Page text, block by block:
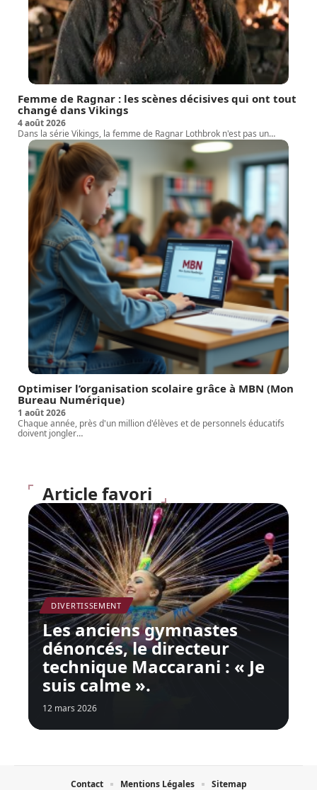
Femme de Ragnar : les scènes décisives qui ont tout
changé dans Vikings
4 août 2026
Dans la série Vikings, la femme de Ragnar Lothbrok n'est pas un…
Optimiser l’organisation scolaire grâce à MBN (Mon
Bureau Numérique)
1 août 2026
Chaque année, près d'un million d'élèves et de personnels éducatifs
doivent jongler…
Article favori
DIVERTISSEMENT
Les anciens gymnastes
dénoncés, le directeur
technique Maccarani : « Je
suis calme ».
12 mars 2026
Contact Mentions Légales Sitemap